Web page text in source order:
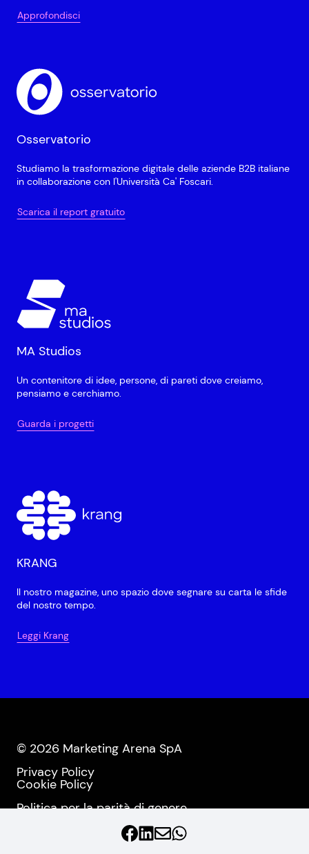
Approfondisci
Osservatorio
Studiamo la trasformazione digitale delle aziende B2B italiane
in collaborazione con l'Università Ca' Foscari.
Scarica il report gratuito
MA Studios
Un contenitore di idee, persone, di pareti dove creiamo,
pensiamo e cerchiamo.
Guarda i progetti
KRANG
Il nostro magazine, uno spazio dove segnare su carta le sfide
del nostro tempo.
Leggi Krang
© 2026 Marketing Arena SpA
Privacy Policy
Cookie Policy
Politica per la parità di genere